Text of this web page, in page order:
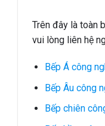
Trên đây là toàn
vui lòng liên hệ
Bếp Á công
Bếp Âu công
Bếp chiên